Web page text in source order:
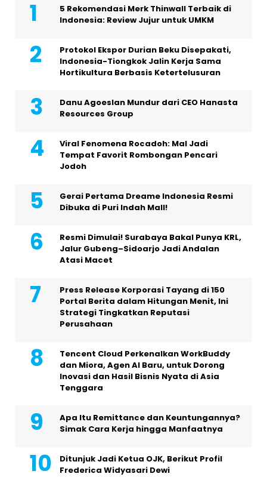
5 Rekomendasi Merk Thinwall Terbaik di
Indonesia: Review Jujur untuk UMKM
Protokol Ekspor Durian Beku Disepakati,
Indonesia-Tiongkok Jalin Kerja Sama
Hortikultura Berbasis Ketertelusuran
Danu Agoeslan Mundur dari CEO Hanasta
Resources Group
Viral Fenomena Rocadoh: Mal Jadi
Tempat Favorit Rombongan Pencari
Jodoh
Gerai Pertama Dreame Indonesia Resmi
Dibuka di Puri Indah Mall!
Resmi Dimulai! Surabaya Bakal Punya KRL,
Jalur Gubeng–Sidoarjo Jadi Andalan
Atasi Macet
Press Release Korporasi Tayang di 150
Portal Berita dalam Hitungan Menit, Ini
Strategi Tingkatkan Reputasi
Perusahaan
Tencent Cloud Perkenalkan WorkBuddy
dan Miora, Agen AI Baru, untuk Dorong
Inovasi dan Hasil Bisnis Nyata di Asia
Tenggara
Apa Itu Remittance dan Keuntungannya?
Simak Cara Kerja hingga Manfaatnya
Ditunjuk Jadi Ketua OJK, Berikut Profil
Frederica Widyasari Dewi